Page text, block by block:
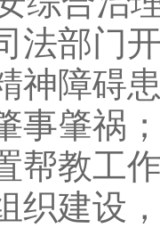
法部门
神障碍
事肇祸
帮教工
织建设